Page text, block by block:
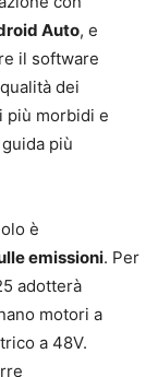
Auto, e
il software
dei
più morbidi e
più
è
emissioni. Per
adotterà
motori a
a 48V.